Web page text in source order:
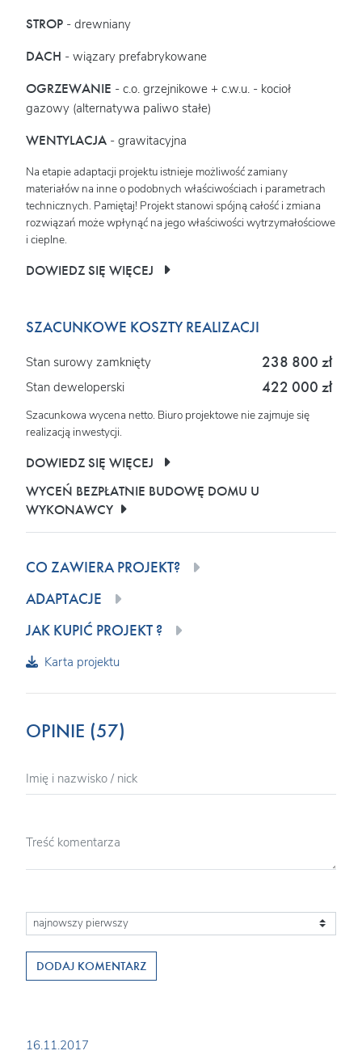
STROP - drewniany
DACH - wiązary prefabrykowane
OGRZEWANIE - c.o. grzejnikowe + c.w.u. - kocioł
gazowy (alternatywa paliwo stałe)
WENTYLACJA - grawitacyjna
Na etapie adaptacji projektu istnieje możliwość zamiany
materiałów na inne o podobnych właściwościach i parametrach
technicznych. Pamiętaj! Projekt stanowi spójną całość i zmiana
rozwiązań może wpłynąć na jego właściwości wytrzymałościowe
i cieplne.
DOWIEDZ SIĘ WIĘCEJ
SZACUNKOWE KOSZTY REALIZACJI
Stan surowy zamknięty 238 800 zł
Stan deweloperski 422 000 zł
Szacunkowa wycena netto. Biuro projektowe nie zajmuje się
realizacją inwestycji.
DOWIEDZ SIĘ WIĘCEJ
WYCEŃ BEZPŁATNIE BUDOWĘ DOMU U
WYKONAWCY
CO ZAWIERA PROJEKT?
ADAPTACJE
JAK KUPIĆ PROJEKT ?
Karta projektu
OPINIE (57)
DODAJ KOMENTARZ
16.11.2017